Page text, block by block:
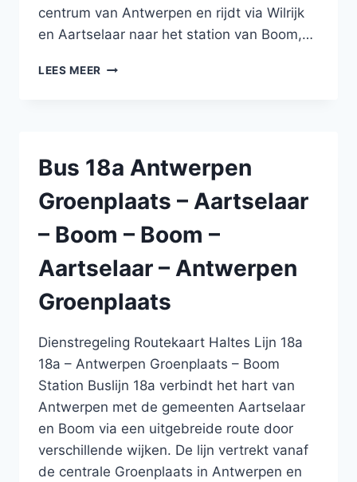
centrum van Antwerpen en rijdt via Wilrijk
en Aartselaar naar het station van Boom,…
LEES MEER BUS
–
–
BOOM
–
–
GROENPLAATS
Bus 18a Antwerpen
Groenplaats – Aartselaar
– Boom – Boom –
Aartselaar – Antwerpen
Groenplaats
Dienstregeling Routekaart Haltes Lijn 18a
18a – Antwerpen Groenplaats – Boom
Station Buslijn 18a verbindt het hart van
Antwerpen met de gemeenten Aartselaar
en Boom via een uitgebreide route door
verschillende wijken. De lijn vertrekt vanaf
de centrale Groenplaats in Antwerpen en